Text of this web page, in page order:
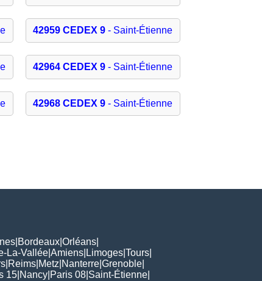
42959 CEDEX 9 - Saint-Étienne
42964 CEDEX 9 - Saint-Étienne
42968 CEDEX 9 - Saint-Étienne
Bordeaux Orléans
La-Vallée Amiens Limoges Tours
Reims Metz Nanterre Grenoble
15 Nancy Paris 08 Saint-Étienne